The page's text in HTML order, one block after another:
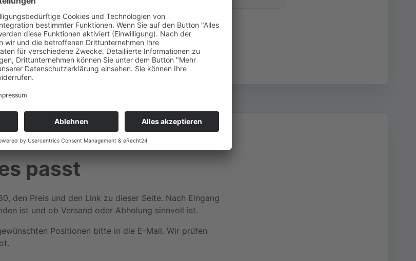
passt
den Preis und den Link zu dieser Seite. Nach Eingang
ist und ob Versand oder Abholung sinnvoll ist.
Positionen bitte in die E-Mail. Wir prüfen